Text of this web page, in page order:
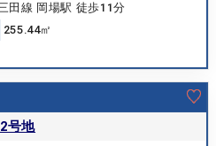
田線 岡場駅 徒歩11分
255.44㎡
号地